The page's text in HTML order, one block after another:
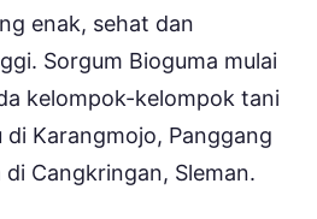
enak, sehat dan
Sorgum Bioguma mulai
kelompok-kelompok tani
di Karangmojo, Panggang
Cangkringan, Sleman.